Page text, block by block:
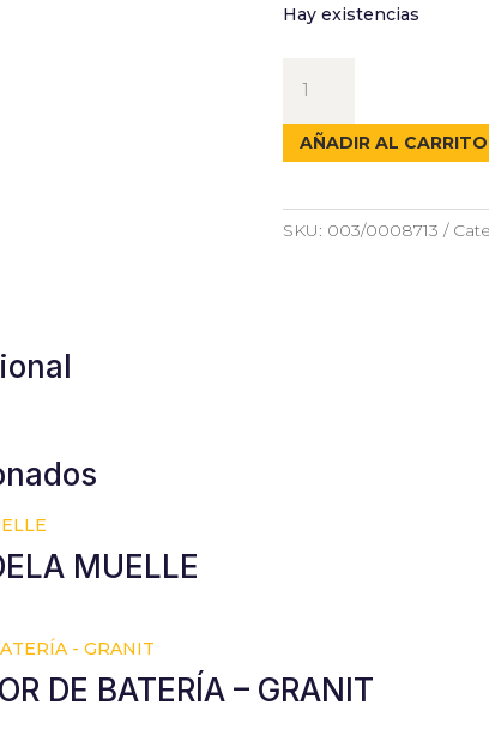
Hay existencias
FUSIBLES
MEGA
60A
cantidad
AÑADIR AL CARRITO
SKU: 003/0008713
MUELLE
DE BATERÍA – GRANIT